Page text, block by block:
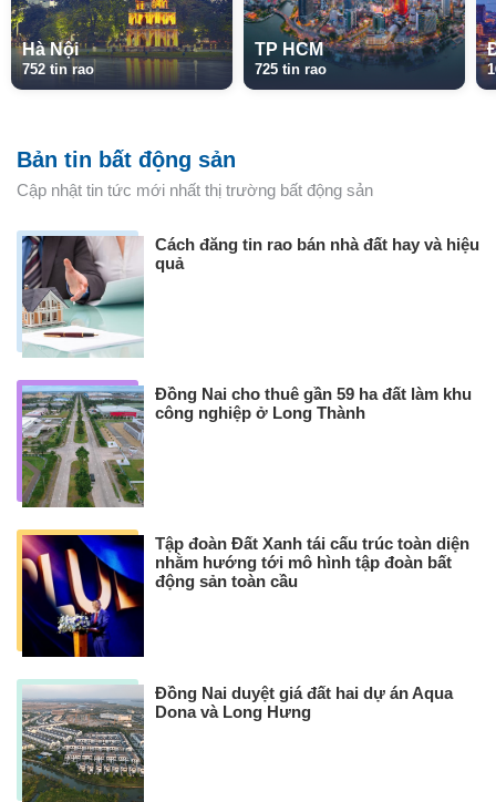
Hà Nội
752 tin rao
TP HCM
725 tin rao
Bản tin bất động sản
Cập nhật tin tức mới nhất thị trường bất động sản
Cách đăng tin rao bán nhà đất hay và hiệu
quả
Đồng Nai cho thuê gần 59 ha đất làm khu
công nghiệp ở Long Thành
Tập đoàn Đất Xanh tái cấu trúc toàn diện
nhằm hướng tới mô hình tập đoàn bất
động sản toàn cầu
Đồng Nai duyệt giá đất hai dự án Aqua
Dona và Long Hưng